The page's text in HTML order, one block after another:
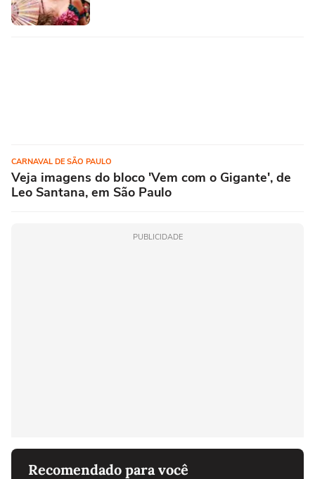
CARNAVAL DE SÃO PAULO
Veja imagens do bloco 'Vem com o Gigante', de
Leo Santana, em São Paulo
PUBLICIDADE
Recomendado para você